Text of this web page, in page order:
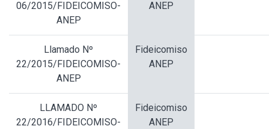
06/2015/FIDEICOMISO-
ANEP
ANEP
Llamado Nº
22/2015/FIDEICOMISO-
ANEP
Fideicomiso
ANEP
LLAMADO Nº
22/2016/FIDEICOMISO-
Fideicomiso
ANEP